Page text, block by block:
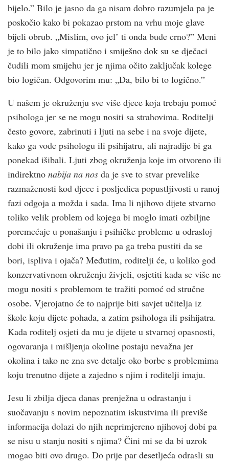
bijelo.” Bilo je jasno da ga nisam dobro razumjela pa je
poskočio kako bi pokazao prstom na vrhu moje glave
bijeli obrub. „Mislim, ovo jel’ ti onda bude crno?” Meni
je to bilo jako simpatično i smiješno dok su se dječaci
čudili mom smijehu jer je njima očito zaključak kolege
bio logičan. Odgovorim mu: „Da, bilo bi to logično.”
U našem je okruženju sve više djece koja trebaju pomoć
psihologa jer se ne mogu nositi sa strahovima. Roditelji
često govore, zabrinuti i ljuti na sebe i na svoje dijete,
kako ga vode psihologu ili psihijatru, ali najradije bi ga
ponekad išibali. Ljuti zbog okruženja koje im otvoreno ili
indirektno nabija na nos da je sve to stvar prevelike
razmaženosti kod djece i posljedica popustljivosti u ranoj
fazi odgoja a možda i sada. Ima li njihovo dijete stvarno
toliko velik problem od kojega bi moglo imati ozbiljne
poremećaje u ponašanju i psihičke probleme u odrasloj
dobi ili okruženje ima pravo pa ga treba pustiti da se
bori, ispliva i ojača? Međutim, roditelji će, u koliko god
konzervativnom okruženju živjeli, osjetiti kada se više ne
mogu nositi s problemom te tražiti pomoć od stručne
osobe. Vjerojatno će to najprije biti savjet učitelja iz
škole koju dijete pohađa, a zatim psihologa ili psihijatra.
Kada roditelj osjeti da mu je dijete u stvarnoj opasnosti,
ogovaranja i mišljenja okoline postaju nevažna jer
okolina i tako ne zna sve detalje oko borbe s problemima
koju trenutno dijete a zajedno s njim i roditelji imaju.
Jesu li zbilja djeca danas prenježna u odrastanju i
suočavanju s novim nepoznatim iskustvima ili previše
informacija dolazi do njih neprimjereno njihovoj dobi pa
se nisu u stanju nositi s njima? Čini mi se da bi uzrok
mogao biti ovo drugo. Do prije par desetljeća odrasli su